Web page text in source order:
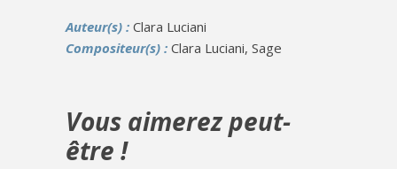
Auteur(s) : Clara Luciani
Compositeur(s) : Clara Luciani, Sage
Vous aimerez peut-
être !